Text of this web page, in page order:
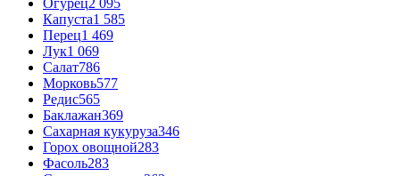
Огурец2 095
Капуста1 585
Перец1 469
Лук1 069
Салат786
Морковь577
Редис565
Баклажан369
Сахарная кукуруза346
Горох овощной283
Фасоль283